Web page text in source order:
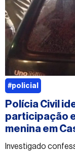
Polícia Civil
participação
menina em
Investigado
#policial